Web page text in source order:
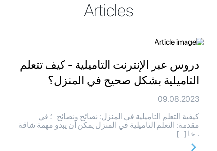
Articles
دروس عبر الإنترنت التاميلية - كيف تتعلم
التاميلية بشكل صحيح في المنزل؟
09.08.2023
كيفية التعلم التاميلية في المنزل: نصائح ونصائح ؛ في
مقدمة: التعلم التاميلية في المنزل يمكن أن يبدو مهمة شاقة
، خا […]